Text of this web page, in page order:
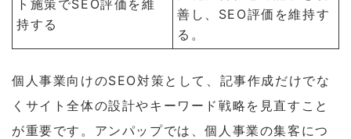
ト施策でSEO評価を維
持する
善し、SEO評価を維持す
る。
個人事業向けのSEO対策として、記事作成だけでな
くサイト全体の設計やキーワード戦略を見直すこと
が重要です。アンパップでは、個人事業の集客につ